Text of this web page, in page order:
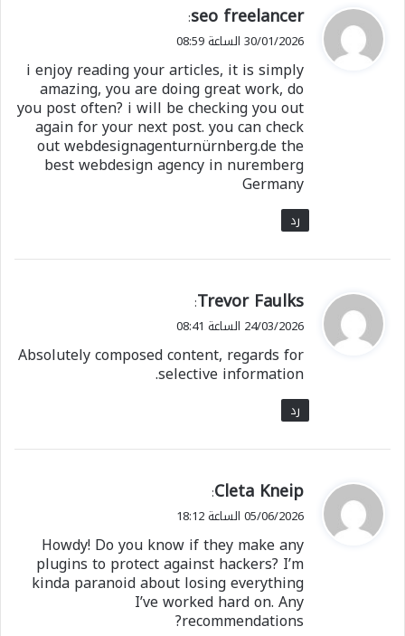
ي
ق
ل
seo freelancer
:
30/01/2026 الساعة 08:59
i enjoy reading your articles, it is simply
amazing, you are doing great work, do
you post often? i will be checking you out
again for your next post. you can check
out webdesignagenturnürnberg.de the
best webdesign agency in nuremberg
Germany
رد
ي
ق
ل
Trevor Faulks
:
24/03/2026 الساعة 08:41
Absolutely composed content, regards for
selective information.
رد
ي
ق
ل
Cleta Kneip
:
05/06/2026 الساعة 18:12
Howdy! Do you know if they make any
plugins to protect against hackers? I’m
kinda paranoid about losing everything
I’ve worked hard on. Any
recommendations?